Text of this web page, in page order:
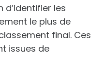
d’identifier les
le plus de
final. Ces
issues de